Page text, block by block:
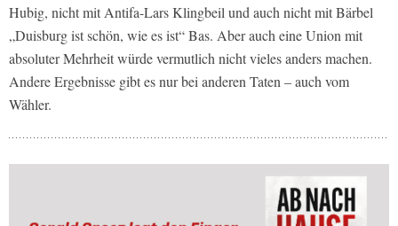
Hubig, nicht mit Antifa-Lars Klingbeil und auch nicht mit Bärbel
„Duisburg ist schön, wie es ist“ Bas. Aber auch eine Union mit
absoluter Mehrheit würde vermutlich nicht vieles anders machen.
Andere Ergebnisse gibt es nur bei anderen Taten – auch vom
Wähler.